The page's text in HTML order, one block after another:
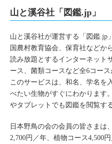
山と溪谷社「図鑑.jp」
山と溪谷社が運営する「図鑑.jp
国農村教育協会、保育社などか
読み放題とするインターネット
ース、菌類コースなど全6コー
このサービスは、和名、学名を
べたい生物がすぐにわかります
やタブレットでも図鑑を閲覧す
日本野鳥の会の会員の皆さまは
2,700円／年、植物コース4,500